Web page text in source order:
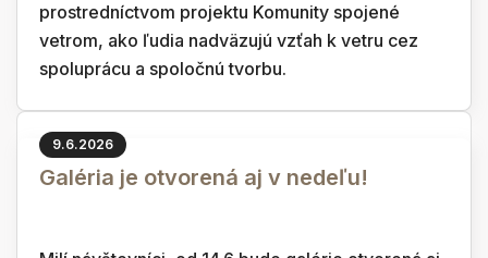
prostredníctvom projektu Komunity spojené
vetrom, ako ľudia nadväzujú vzťah k vetru cez
spoluprácu a spoločnú tvorbu.
9.6.2026
Galéria je otvorená aj v nedeľu!